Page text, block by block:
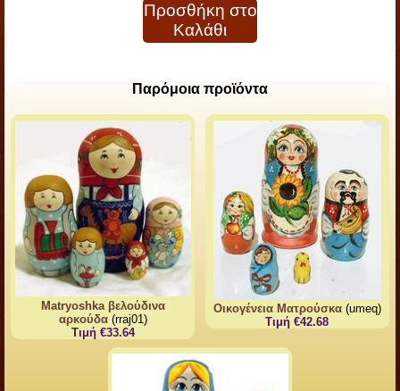
Προσθήκη στο
Καλάθι
Παρόμοια προϊόντα
Matryoshka βελούδινα
αρκούδα(rraj01)
Τιμή €33.64
Οικογένεια Ματρούσκα(umeq)
Τιμή €42.68